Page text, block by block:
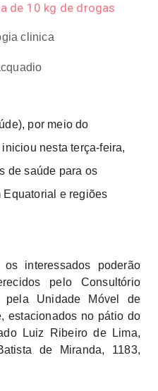
de 10 kg de drogas
por meio do
nesta terça-feira,
de saúde para os
Equatorial e regiões
interessados poderão
pelo Consultório
pela Unidade Móvel de
estacionados no pátio do
Luiz Ribeiro de Lima,
de Miranda, 1183,